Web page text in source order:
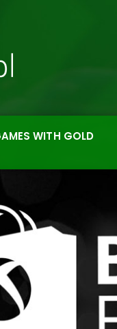
WITH GOLD